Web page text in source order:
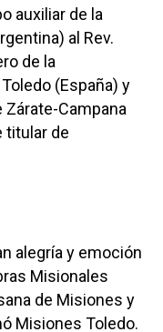
auxiliar de la
al Rev.
de la
(España) y
Campana
titular de
alegría y emoción
Misionales
de Misiones y
Misiones Toledo.